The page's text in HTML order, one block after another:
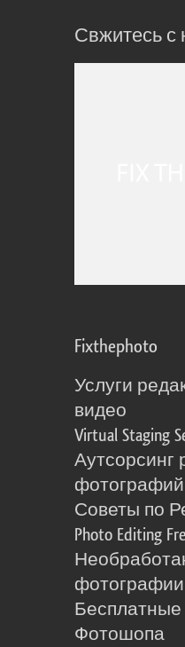
Свжитесь с
Fixthephoto
Услуги
видео
Virtual Staging
Аутсорсинг
фотографий
Советы по
Photo Editing
Фотошопа